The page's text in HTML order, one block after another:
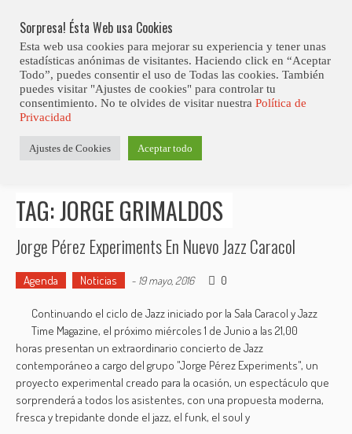
content
Club Contest.
Posts tagged "Jorge Grimaldos"
TAG: JORGE GRIMALDOS
Jorge Pérez Experiments En Nuevo Jazz Caracol
Agenda Noticias - 19 mayo, 2016 0
Continuando el ciclo de Jazz iniciado por la Sala Caracol y Jazz
Time Magazine, el próximo miércoles 1 de Junio a las 21,00
horas presentan un extraordinario concierto de Jazz
contemporáneo a cargo del grupo "Jorge Pérez Experiments", un
proyecto experimental creado para la ocasión, un espectáculo que
sorprenderá a todos los asistentes, con una propuesta moderna,
fresca y trepidante donde el jazz, el funk, el soul y
Sorpresa! Ésta Web usa Cookies
Esta web usa cookies para mejorar su experiencia y tener unas
estadísticas anónimas de visitantes. Haciendo click en “Aceptar
Todo”, puedes consentir el uso de Todas las cookies. También
puedes visitar "Ajustes de cookies" para controlar tu
consentimiento. No te olvides de visitar nuestra Política de
Privacidad
Ajustes de Cookies Aceptar todo